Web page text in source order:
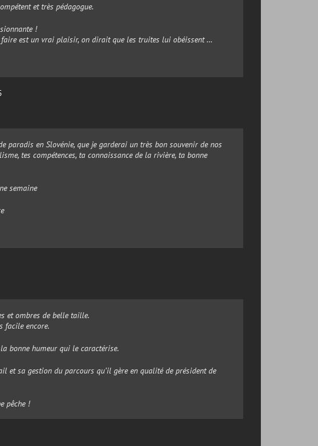
et très pédagogue.
!
est un vrai plaisir, on dirait que les truites lui obéissent …
paradis en Slovénie, que je garderai un très bon souvenir de nos
tes compétences, ta connaissance de la rivière, ta bonne
semaine
et ombres de belle taille.
facile encore.
bonne humeur qui le caractérise.
et sa gestion du parcours qu’il gère en qualité de président de
pêche !